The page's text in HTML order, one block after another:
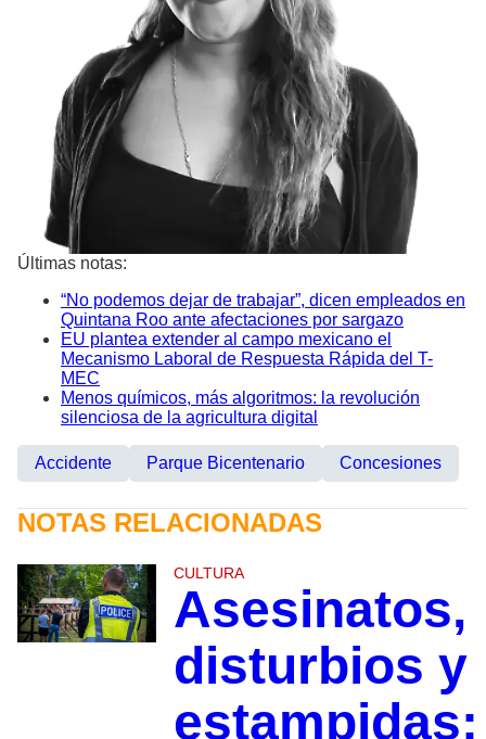
Últimas notas:
“No podemos dejar de trabajar”, dicen empleados en
Quintana Roo ante afectaciones por sargazo
EU plantea extender al campo mexicano el
Mecanismo Laboral de Respuesta Rápida del T-
MEC
Menos químicos, más algoritmos: la revolución
silenciosa de la agricultura digital
Accidente Parque Bicentenario Concesiones
NOTAS RELACIONADAS
CULTURA
Asesinatos,
disturbios y
estampidas: